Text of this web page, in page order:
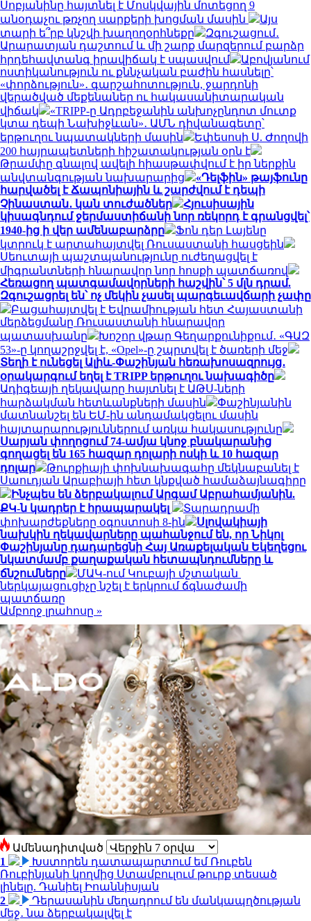
Սոբյանինը հայտնել է Մոսկվային մոտեցող 9
անօդաչու թռչող սարքերի խոցման մասին
Այս
տարի ե՞րբ կնշվի խաղողօրհնեքը
Զգուշացում․
Արարատյան դաշտում և մի շարք մարզերում բարձր
հրդեհավտանգ իրավիճակ է սպասվում
Աբովյանում
ոստիկանություն ու քննչական բաժին հասնելը՝
«փորձություն»․ գարշահոտություն, ջարդոնի
վերածված մեքենաներ ու հակասանիտարական
վիճակ
«TRIPP-ը Ադրբեջանին անխոչընդոտ մուտք
կտա դեպի Նախիջևան»․ ԱՄՆ դիվանագետը՝
երթուղու նպատակների մասին
Եփեսոսի Ս. Ժողովի
200 հայրապետների հիշատակության օրն է
Թրամփը գնալով ավելի հիասթափվում է իր ներքին
անվտանգության նախարարից
«Դելֆին» թայֆունը
հարվածել է Ճապոնիային և շարժվում է դեպի
Չինաստան․ կան տուժածներ
Հյուսիսային
կիսագնդում ջերմաստիճանի նոր ռեկորդ է գրանցվել՝
1940-ից ի վեր ամենաբարձրը
Ֆոն դեր Լայենը
կտրուկ է արտահայտվել Ռուսաստանի հասցեին
Սեուտայի ​​պաշտպանությունը ուժեղացվել է
միգրանտների հնարավոր նոր հոսքի պատճառով
Հեռացող պատգամավորների հաշվին՝ 5 մլն դրամ.
Զգուշացրել են՝ ոչ մեկին չասել պարգեւավճարի չափը
Բացահայտվել է Եվրամիության հետ Հայաստանի
մերձեցմանը Ռուսաստանի հնարավոր
պատասխանը
Խոշոր վթար Գեղարքունիքում․ «ԳԱԶ
53»-ը կողաշրջվել է, «Opel»-ը շպրտվել է ծառերի մեջ
Տեղի է ունեցել Ալիև-Փաշինյան հեռախոսազրույց․
օրակարգում եղել է TRIPP երթուղու նախագիծը
Ադիգեայի ղեկավարը հայտնել է ԱԹՍ-ների
հարձակման հետևանքների մասին
Փաշինյանին
մատնանշել են ԵՄ-ին անդամակցելու մասին
հայտարարություններում առկա հակասությունը
Սարյան փողոցում 74-ամյա կնոջ բնակարանից
գողացել են 165 հազար դոլարի ոսկի և 10 հազար
դոլար
Թուրքիայի փոխնախագահը մեկնաբանել է
Սաուդյան Արաբիայի հետ կնքված համաձայնագիրը
Ինչպես են ձերբակալում Արգամ Աբրահամյանին.
ՔԿ-ն կադրեր է հրապարակել
Տարադրամի
փոխարժեքները օգոստոսի 8-ին
Սլովակիայի
նախկին ղեկավարները պահանջում են, որ Նիկոլ
Փաշինյանը դադարեցնի Հայ Առաքելական Եկեղեցու
նկատմամբ քաղաքական հետապնդումները և
ճնշումները
ՄԱԿ-ում Կուբայի մշտական ​​
ներկայացուցիչը նշել է երկրում ճգնաժամի
պատճառը
Ամբողջ լրահոսը »
Ամենադիտված
1
Խստորեն դատապարտում եմ Ռուբեն
Ռուբինյանի կողմից Ստամբուլում թուրք տեսած
լինելը. Դանիել Իոաննիսյան
2
Դերասանին մեղադրում են մանկապղծության
մեջ․ նա ձերբակալվել է